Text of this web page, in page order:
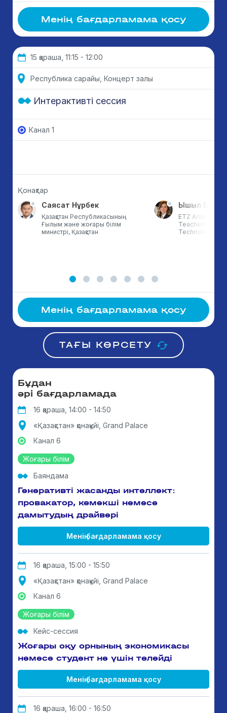
Бұдан
әрі бағдарламада
16 қараша, 14:00 - 14:50
«Қазақстан» қонақүйі, Grand Palace
Канал 6
Жоғары білім
Баяндама
Генеративті жасанды интеллект:
провакатор, көмекші немесе
дамытудың драйвері
Менің бағдарламама қосу
16 қараша, 15:00 - 15:50
«Қазақстан» қонақүйі, Grand Palace
Канал 6
Жоғары білім
Кейс-сессия
Жоғары оқу орнының экономикасы
немесе студент не үшін төлейді
Менің бағдарламама қосу
16 қараша, 16:00 - 16:50
Менің бағдарламама қосу
15 қараша, 11:15 - 12:00
Республика сарайы, Концерт залы
Интерактивті сессия
Канал 1
Қонақтар
Саясат Нұрбек
Қазақстан Республикасының
Ғылым және жоғары білім
министрі, Қазақстан
Ышыл Бой
ETZ Aron
TeacherX-тің
Technology &
Менің бағдарламама қосу
ТАҒЫ КӨРСЕТУ